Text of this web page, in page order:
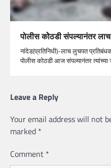
पोलीस कोेठडी संपल्यानंतर
नांदेड(प्रतिनिधी)-लाच लुचपत
पोलीस कोठडी आज संपल्यानंतर त्यांच्या
Leave a Reply
Your email address will not
marked *
Comment *